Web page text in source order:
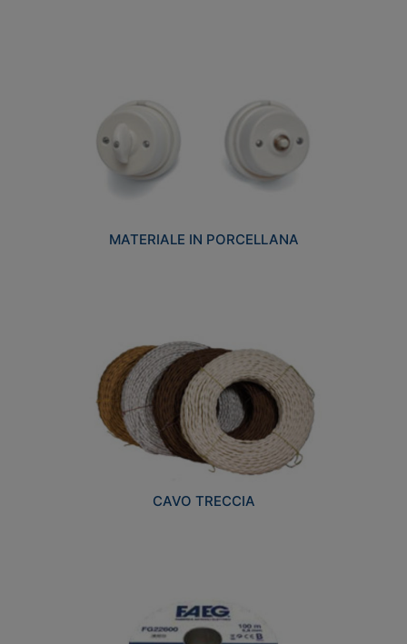
MATERIALE IN PORCELLANA
CAVO TRECCIA